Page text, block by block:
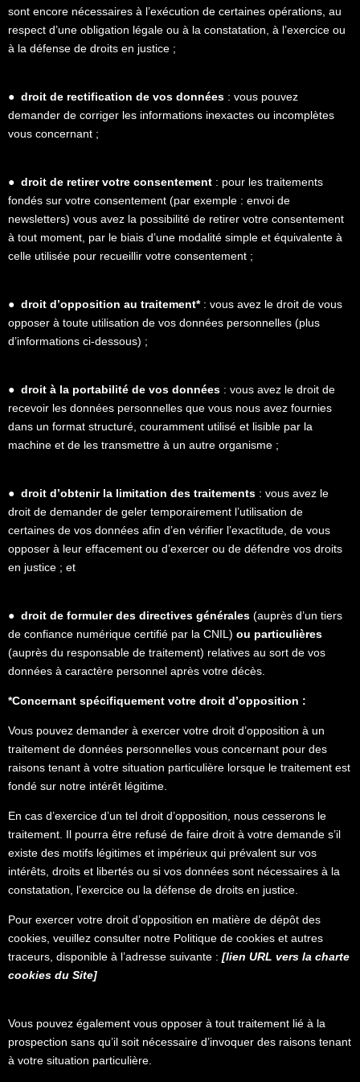
sont encore nécessaires à l’exécution de certaines opérations, au
respect d’une obligation légale ou à la constatation, à l’exercice ou
à la défense de droits en justice ;
● droit de rectification de vos données : vous pouvez
demander de corriger les informations inexactes ou incomplètes
vous concernant ;
● droit de retirer votre consentement : pour les traitements
fondés sur votre consentement (par exemple : envoi de
newsletters) vous avez la possibilité de retirer votre consentement
à tout moment, par le biais d’une modalité simple et équivalente à
celle utilisée pour recueillir votre consentement ;
● droit d’opposition au traitement*: vous avez le droit de vous
opposer à toute utilisation de vos données personnelles (plus
d’informations ci-dessous) ;
● droit à la portabilité de vos données : vous avez le droit de
recevoir les données personnelles que vous nous avez fournies
dans un format structuré, couramment utilisé et lisible par la
machine et de les transmettre à un autre organisme ;
● droit d’obtenir la limitation des traitements : vous avez le
droit de demander de geler temporairement l’utilisation de
certaines de vos données afin d’en vérifier l’exactitude, de vous
opposer à leur effacement ou d’exercer ou de défendre vos droits
en justice ; et
● droit de formuler des directives générales (auprès d’un tiers
de confiance numérique certifié par la CNIL) ou particulières
(auprès du responsable de traitement) relatives au sort de vos
données à caractère personnel après votre décès.
*Concernant spécifiquement votre droit d’opposition :
Vous pouvez demander à exercer votre droit d’opposition à un
traitement de données personnelles vous concernant pour des
raisons tenant à votre situation particulière lorsque le traitement est
fondé sur notre intérêt légitime.
En cas d’exercice d’un tel droit d’opposition, nous cesserons le
traitement. Il pourra être refusé de faire droit à votre demande s’il
existe des motifs légitimes et impérieux qui prévalent sur vos
intérêts, droits et libertés ou si vos données sont nécessaires à la
constatation, l’exercice ou la défense de droits en justice.
Pour exercer votre droit d’opposition en matière de dépôt des
cookies, veuillez consulter notre Politique de cookies et autres
traceurs, disponible à l’adresse suivante : [lien URL vers la charte
cookies du Site]
Vous pouvez également vous opposer à tout traitement lié à la
prospection sans qu’il soit nécessaire d’invoquer des raisons tenant
à votre situation particulière.